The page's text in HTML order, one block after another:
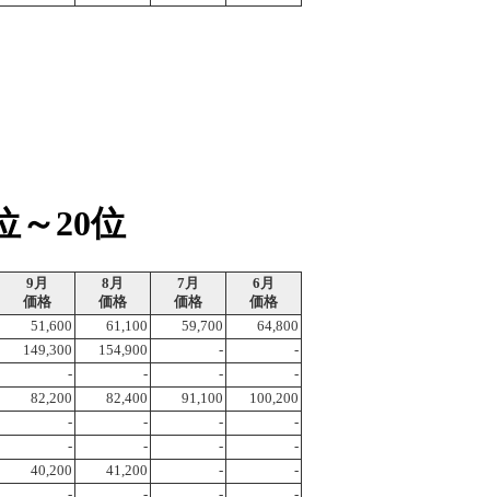
～20位
9月
価格
8月
価格
7月
価格
6月
価格
51,600
61,100 59,700
64,800
149,300
154,900 -
-
-
- -
-
82,200
82,400 91,100
100,200
-
- -
-
-
- -
-
40,200
41,200 -
-